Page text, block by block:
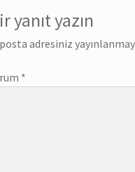
yanıt yazın
adresiniz
*